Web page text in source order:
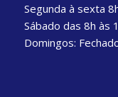
Segunda à sexta
Sábado das 8h às
Domingos: